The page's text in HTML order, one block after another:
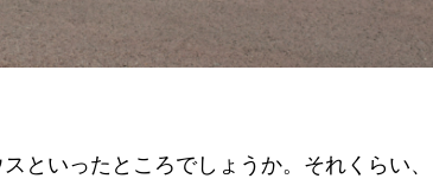
といったところでしょうか。それくらい、